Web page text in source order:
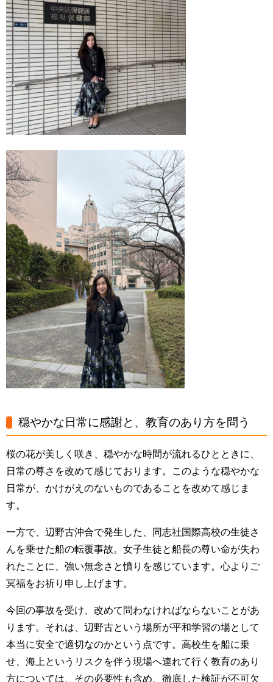
穏やかな日常に感謝と、教育のあり方を問う
桜の花が美しく咲き、穏やかな時間が流れるひとときに、
日常の尊さを改めて感じております。このような穏やかな
日常が、かけがえのないものであることを改めて感じま
す。
一方で、辺野古沖合で発生した、同志社国際高校の生徒さ
んを乗せた船の転覆事故。女子生徒と船長の尊い命が失わ
れたことに、強い無念さと憤りを感じています。心よりご
冥福をお祈り申し上げます。
今回の事故を受け、改めて問わなければならないことがあ
ります。それは、辺野古という場所が平和学習の場として
本当に安全で適切なのかという点です。高校生を船に乗
せ、海上というリスクを伴う現場へ連れて行く教育のあり
方については、その必要性も含め、徹底した検証が不可欠